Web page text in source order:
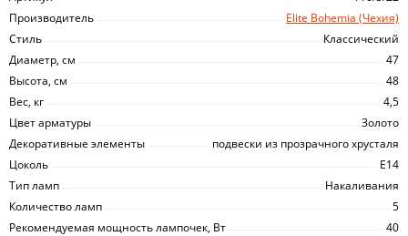
Производитель
Elite Bohemia (Чехия)
Стиль
Классический
Диаметр, см
47
Высота, см
48
Вес, кг
4,5
Цвет арматуры
Золото
Декоративные элементы
подвески из прозрачного хрусталя
Цоколь
E14
Тип ламп
Накаливания
Количество ламп
5
Рекомендуемая мощность лампочек, Вт
40